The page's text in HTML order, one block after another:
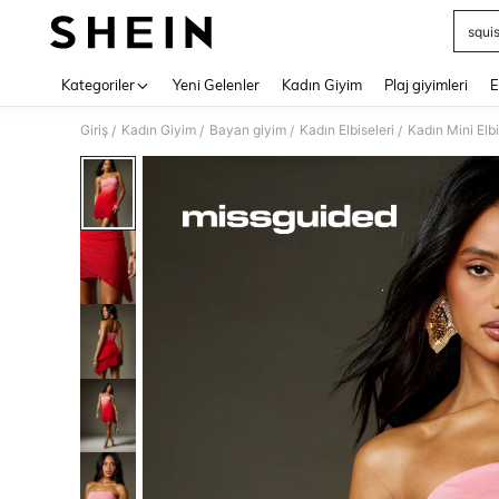
Kategoriler Yeni Gelenler Kadın Giyim Plaj giyimleri
Giriş / Kadın Giyim / Bayan giyim / Kadın Elbiseleri / Kadın Mini